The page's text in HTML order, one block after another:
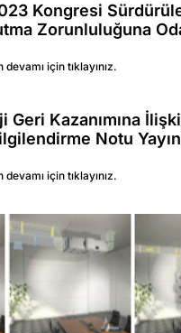
Kongresi
Zorunluluğuna
devamı için tıklayınız.
Geri Kazanımına
Notu
devamı için tıklayınız.